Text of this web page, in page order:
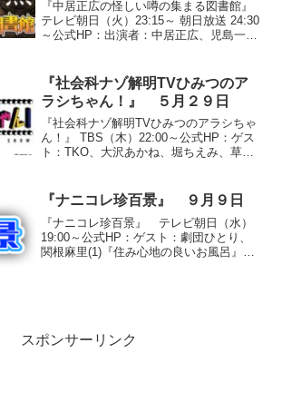
『中居正広の怪しい噂の集まる図書館』
テレビ朝日（火）23:15～ 朝日放送 24:30
～公式HP：出演者：中居正広、児島一
り、山下智久◆芸能人の親子にまつわる
噂SP●『あ...
『社会科ナゾ解明TVひみつのア
ラシちゃん！』 ５月２９日
『社会科ナゾ解明TVひみつのアラシちゃ
ん！』 TBS（木）22:00～公式HP：ゲス
ト：TKO、大沢あかね、堀ちえみ、草野
忠明先生が選ぶ『カワイイ珍獣BEST５』
第⑤...
『ナニコレ珍百景』 ９月９日
『ナニコレ珍百景』 テレビ朝日（水）
19:00～公式HP：ゲスト：劇団ひとり、
関根麻里(1)『住み心地の良いお風呂』佐
スポンサーリンク